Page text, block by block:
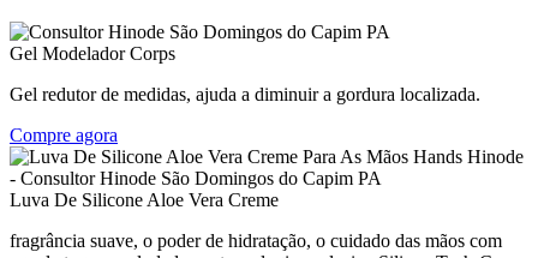
Gel Modelador Corps
Gel redutor de medidas, ajuda a diminuir a gordura localizada.
Compre agora
Luva De Silicone Aloe Vera Creme
fragrância suave, o poder de hidratação, o cuidado das mãos com